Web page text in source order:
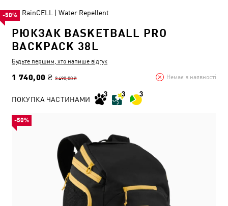
RainCELL | Water Repellent
РЮКЗАК BASKETBALL PRO
BACKPACK 38L
Будьте першим, хто напише відгук
1 740,00 ₴ 3 490,00 ₴ Немає в наявності
-50%
ПОКУПКА ЧАСТИНАМИ
-50%